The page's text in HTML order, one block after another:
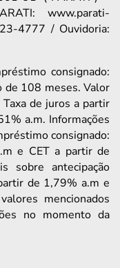
www.parati-
4777 / Ouvidoria:
consignado:
de 108 meses. Valor
de juros a partir
a.m. Informações
consignado:
e CET a partir de
sobre antecipação
de 1,79% a.m e
mencionados
no momento da